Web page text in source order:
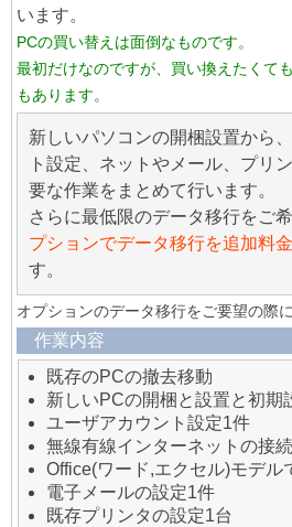
います。
PCの買い替えは面倒なものです。
最初だけなのですが、買い換えたくて
もあります。
新しいパソコンの開梱設置から
ト設定、ネットやメール、プリ
要な作業をまとめて行います。
さらに最低限のデータ移行をご
プションでデータ移行を追加料
す。
オプションのデータ移行をご要望の際
作業内容
既存のPCの撤去移動
新しいPCの開梱と設置と初期
ユーザアカウント設定1件
無線有線インターネットの接
Office(ワード,エクセル)モデル
電子メールの設定1件
既存プリンタの設定1台